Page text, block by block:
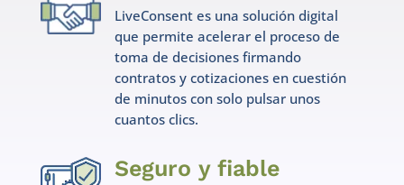
LiveConsent es una solución digital
que permite acelerar el proceso de
toma de decisiones firmando
contratos y cotizaciones en cuestión
de minutos con solo pulsar unos
cuantos clics.
Seguro y fiable